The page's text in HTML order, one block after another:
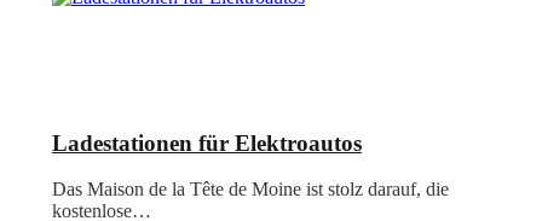
Ladestationen für Elektroautos
Das Maison de la Tête de Moine ist stolz darauf, die
kostenlose…